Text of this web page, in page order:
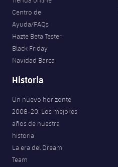
Centro de
Ayuda/FAQs
Hazte Beta Tester
Black Friday
Navidad Barça
Historia
Un nuevo horizonte
2008-20. Los mejores
años de nuestra
historia
La era del Dream
Team